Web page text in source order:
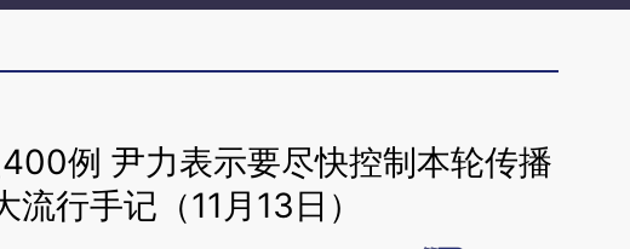
例 尹力表示要尽快控制本轮传播
流行手记（11月13日）